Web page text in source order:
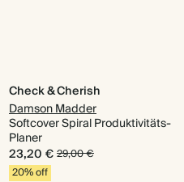
Check & Cherish
Damson Madder
Softcover Spiral Produktivitäts-
Planer
23,20 €29,00 €
20% off